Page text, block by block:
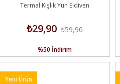
Termal Kışlık Yün Eldiven
₺29,90 ₺59,90
%50 İndirim
Yeni Ürün